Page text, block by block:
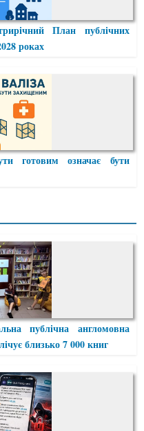
План публічних
роках
готовим означає бути
публічна англомовна
близько 7 000 книг